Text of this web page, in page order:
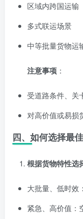
区域内跨国运输
多式联运场景
中等批量货物运
注意事项 ：
受道路条件、关
对高价值或易损
四、如何选择最
根据货物特性选
大批量、低时效
紧急、高价值：